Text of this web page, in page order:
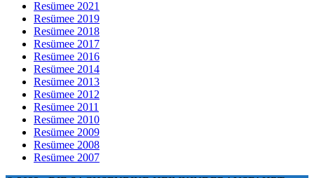
Resümee 2021
Resümee 2019
Resümee 2018
Resümee 2017
Resümee 2016
Resümee 2014
Resümee 2013
Resümee 2012
Resümee 2011
Resümee 2010
Resümee 2009
Resümee 2008
Resümee 2007